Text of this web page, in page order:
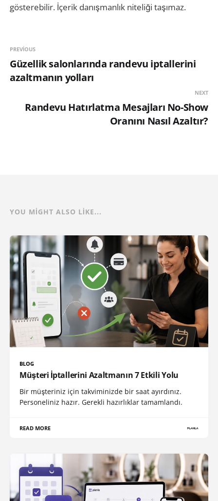
gösterebilir. İçerik danışmanlık niteliği taşımaz.
PREVIOUS
Güzellik salonlarında randevu iptallerini
azaltmanın yolları
NEXT
Randevu Hatırlatma Mesajları No-Show
Oranını Nasıl Azaltır?
YOU MIGHT ALSO LIKE...
BLOG
Müşteri İptallerini Azaltmanın 7 Etkili Yolu
Bir müşteriniz için takviminizde bir saat ayırdınız.
Personeliniz hazır. Gerekli hazırlıklar tamamlandı.
READ MORE